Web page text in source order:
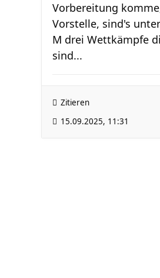
Vorbereitung
Vorstelle, sind's
M drei Wettkämpfe
sind...
Zitieren
15.09.2025, 11:31